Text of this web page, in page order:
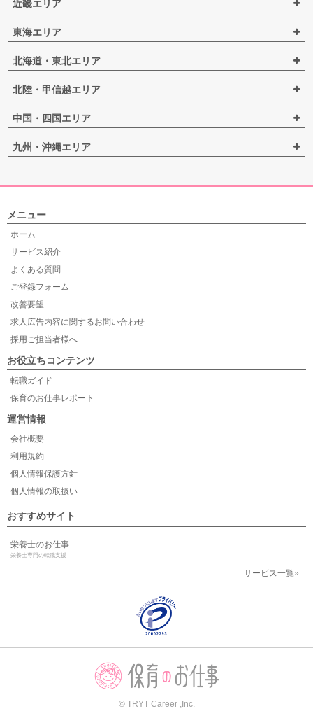
近畿エリア
東海エリア
北海道・東北エリア
北陸・甲信越エリア
中国・四国エリア
九州・沖縄エリア
メニュー
ホーム
サービス紹介
よくある質問
ご登録フォーム
改善要望
求人広告内容に関するお問い合わせ
採用ご担当者様へ
お役立ちコンテンツ
転職ガイド
保育のお仕事レポート
運営情報
会社概要
利用規約
個人情報保護方針
個人情報の取扱い
おすすめサイト
栄養士のお仕事
栄養士専門の転職支援
サービス一覧»
© TRYT Career ,Inc.